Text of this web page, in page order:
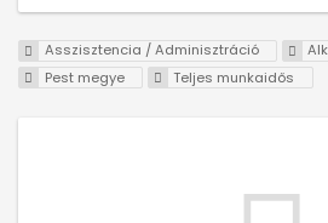
Asszisztencia / Adminisztráció
Pest megye
Teljes munkaidős